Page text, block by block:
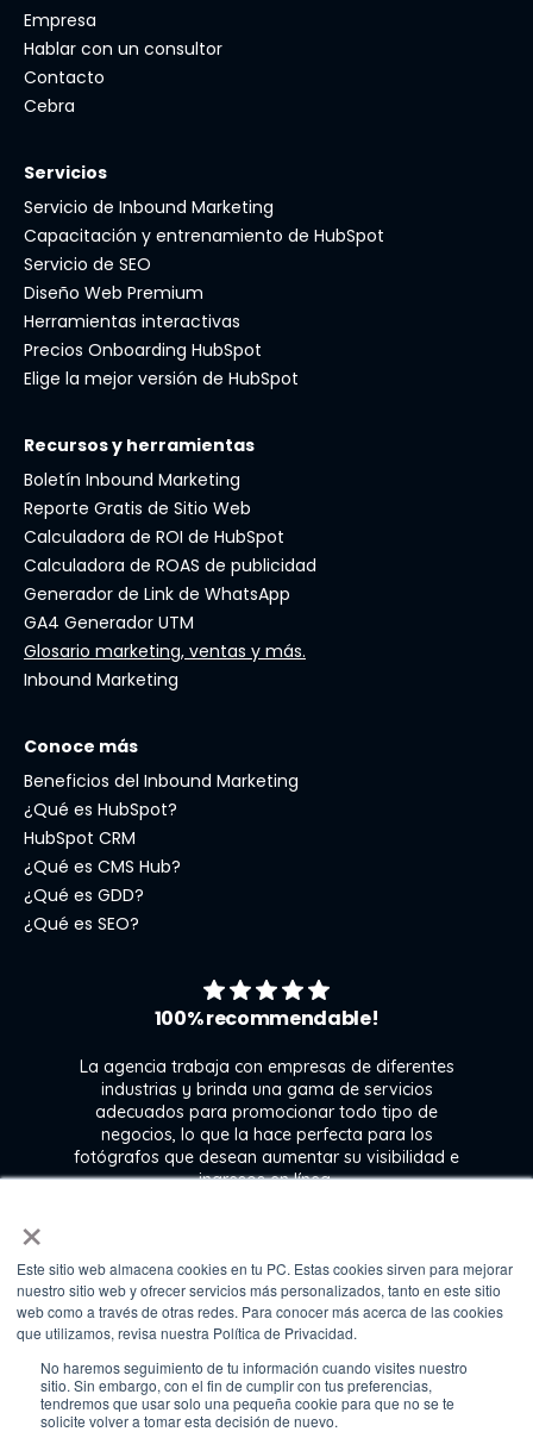
×
Este sitio web almacena cookies en tu PC. Estas cookies sirven para mejorar
nuestro sitio web y ofrecer servicios más personalizados, tanto en este sitio
web como a través de otras redes. Para conocer más acerca de las cookies
que utilizamos, revisa nuestra Política de Privacidad.
No haremos seguimiento de tu información cuando visites nuestro
sitio. Sin embargo, con el fin de cumplir con tus preferencias,
tendremos que usar solo una pequeña cookie para que no se te
solicite volver a tomar esta decisión de nuevo.
Empresa
Hablar con un consultor
Contacto
Cebra
Servicios
Servicio de Inbound Marketing
Capacitación y entrenamiento de HubSpot
Servicio de SEO
Diseño Web Premium
Herramientas interactivas
Precios Onboarding HubSpot
Elige la mejor versión de HubSpot
Recursos y herramientas
Boletín Inbound Marketing
Reporte Gratis de Sitio Web
Calculadora de ROI de HubSpot
Calculadora de ROAS de publicidad
Generador de Link de WhatsApp
GA4 Generador UTM
Glosario marketing, ventas y más.
Inbound Marketing
Conoce más
Beneficios del Inbound Marketing
¿Qué es HubSpot?
HubSpot CRM
¿Qué es CMS Hub?
¿Qué es GDD?
¿Qué es SEO?
100% recommendable!
La agencia trabaja con empresas de diferentes
industrias y brinda una gama de servicios
adecuados para promocionar todo tipo de
negocios, lo que la hace perfecta para los
fotógrafos que desean aumentar su visibilidad e
ingresos en línea.
Kate Gross
Marketing & graphic design assistant at
Fixthephoto